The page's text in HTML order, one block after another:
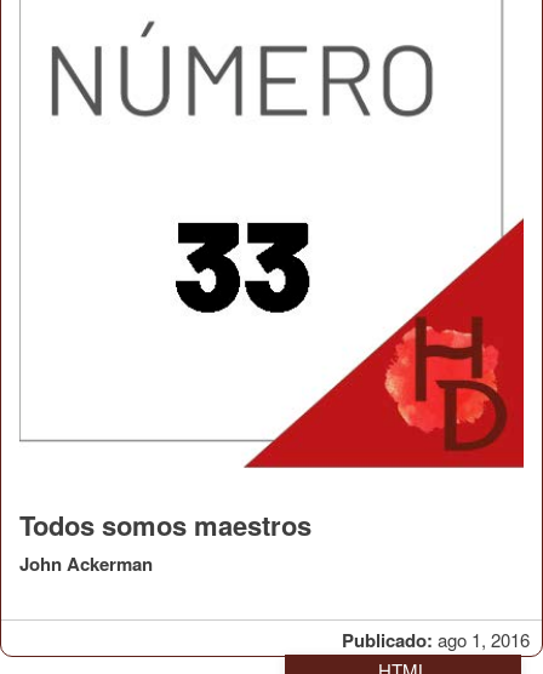
Publicado: ago 1, 2016
Todos somos maestros
John Ackerman